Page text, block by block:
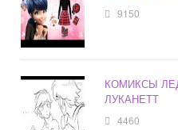
9150
КОМИКСЫ
ЛУКАНЕТТ
4460